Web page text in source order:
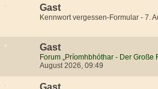
Gast
Kennwort vergessen-Formular - 7.
Gast
Forum „Príomhbhóthar - Der Große
August 2026, 09:49
Gast